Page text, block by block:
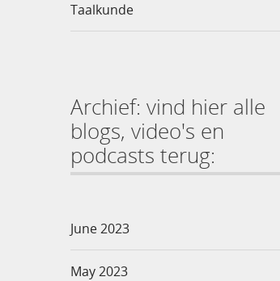
Taalkunde
Archief: vind hier alle
blogs, video's en
podcasts terug:
June 2023
May 2023